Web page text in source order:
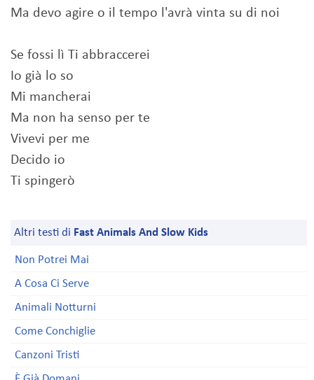
Ma devo agire o il tempo l'avrà vinta su di noi
Se fossi lì Ti abbraccerei
Io già lo so
Mi mancherai
Ma non ha senso per te
Vivevi per me
Decido io
Ti spingerò
Altri testi di Fast Animals And Slow Kids
Non Potrei Mai
A Cosa Ci Serve
Animali Notturni
Come Conchiglie
Canzoni Tristi